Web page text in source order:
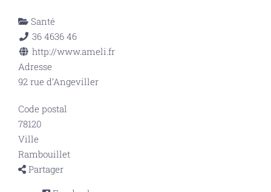
Santé
36 4636 46
http://www.ameli.fr
Adresse
92 rue d’Angeviller
Code postal
78120
Ville
Rambouillet
Partager